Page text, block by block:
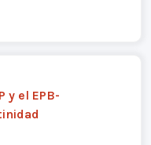
y el EPB-